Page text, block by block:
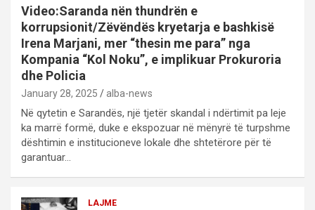
Video:Saranda nën thundrën e
korrupsionit/Zëvëndës kryetarja e bashkisë
Irena Marjani, mer “thesin me para” nga
Kompania “Kol Noku”, e implikuar Prokuroria
dhe Policia
January 28, 2025 alba-news
Në qytetin e Sarandës, një tjetër skandal i ndërtimit pa leje
ka marrë formë, duke e ekspozuar në mënyrë të turpshme
dështimin e institucioneve lokale dhe shtetërore për të
garantuar…
LAJME